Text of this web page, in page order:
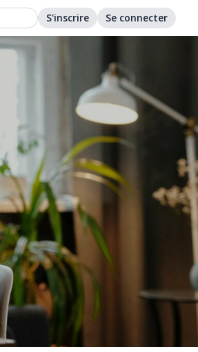
S'inscrire Se connecter